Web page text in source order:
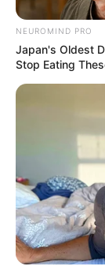
NEUROMIND PRO
Japan's Oldest
Stop Eating